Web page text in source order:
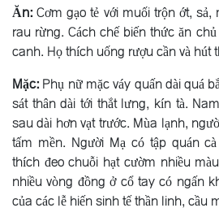
Ăn:Cơm gạo tẻ với muối trộn ớt,
rau rừng. Cách chế biến thức ăn
canh. Họ thích uống rượu cần và hút
Mặc:Phụ nữ mặc váy quấn dài quá
sát thân dài tới thắt lưng, kín tà.
sau dài hơn vạt trước. Mùa lạnh,
tấm mền. Người Mạ có tập quán
thích đeo chuỗi hạt cườm nhiều
nhiều vòng đồng ở cổ tay có ngấn
của các lễ hiến sinh tế thần linh, cầu